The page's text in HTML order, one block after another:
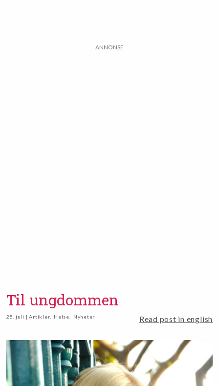
ANNONSE
Til ungdommen
25. juli | Artikler Helse Nyheter Read post in english